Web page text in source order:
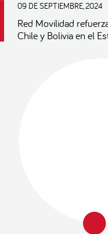
09 DE SEPTIEMBRE, 2024
Red Movilidad
Chile y Bolivia en el